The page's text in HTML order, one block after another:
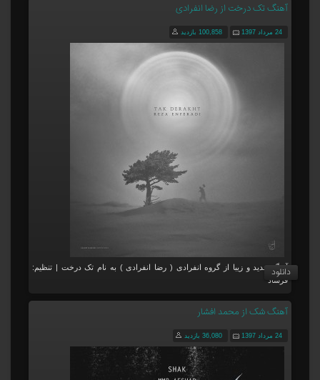
آهنگ تک درخت از رضا انفرادی
24 مرداد 1397 100,858 بازدید
آهنگ جدید و زیبا از گروه انفرادی ( رضا انفرادی ) به نام تک درخت | تنظیم:
فرشاد
دانلود
آهنگ شک از محمد افشار
24 مرداد 1397 36,080 بازدید